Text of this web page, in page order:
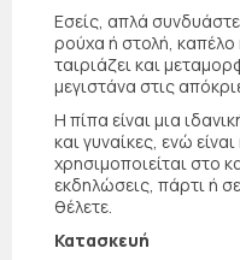
Εσείς, απλά
ρούχα ή στολή,
ταιριάζει και
μεγιστάνα στις
Η πίπα είναι μια
και γυναίκες, ενώ
χρησιμοποιείται στο
εκδηλώσεις, πάρτι ή
θέλετε.
Κατασκευή